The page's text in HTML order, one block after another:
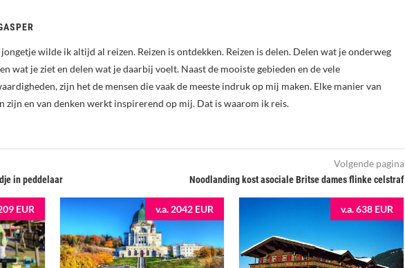
wilde ik altijd al reizen. Reizen is ontdekken. Reizen is delen. Delen wat je onderweg
wat je ziet en delen wat je daarbij voelt. Naast de mooiste gebieden en de vele
zijn het de mensen die vaak de meeste indruk op mij maken. Elke manier van
zijn en van denken werkt inspirerend op mij. Dat is waarom ik reis.
in peddelaar
Volgende pagina
Noodlanding kost asociale Britse dames flinke celstraf
EUR v.a. 2042 EUR v.a. 638 EUR